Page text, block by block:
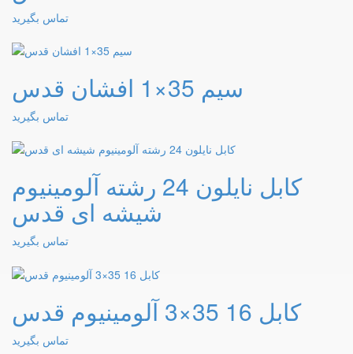
تماس بگیرید
سیم 35×1 افشان قدس
تماس بگیرید
کابل نایلون 24 رشته آلومینیوم
شیشه ای قدس
تماس بگیرید
کابل 16 35×3 آلومینیوم قدس
تماس بگیرید